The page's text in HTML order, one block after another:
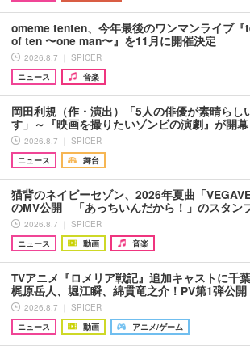
omeme tenten、今年最後のワンマンライブ
of ten 〜one man〜』を11月に開催決定
2026.8.7 ｜ SPICER
ニュース
音楽
岡田利規（作・演出）「5人の俳優が素晴らし
す」～『映画を撮りたいゾンビの演劇』が開
2026.8.7 ｜ SPICER
ニュース
舞台
猫背のネイビーセゾン、2026年夏曲「
のMV公開 「あっちいんだから！」のスタン
2026.8.7 ｜ SPICER
ニュース
動画 音楽
TVアニメ『ロメリア戦記』追加キャストに千葉
梶原岳人、堀江瞬、綿貫竜之介！PV第1弾公開
2026.8.7 ｜ SPICER
ニュース
動画 アニメ/ゲーム